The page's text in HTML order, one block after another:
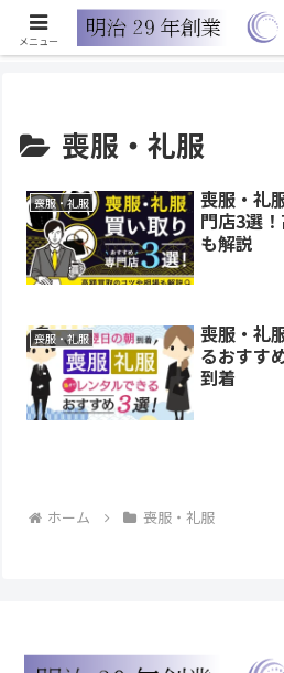
福島県白河市、西郷村、矢吹町、泉崎村、
心と信頼のあお
喪服・礼服
喪服・礼服
喪服・礼
門店3選
も解説
喪服・礼服
喪服・礼
るおすす
到着
ホーム 喪服・礼服
メニュー